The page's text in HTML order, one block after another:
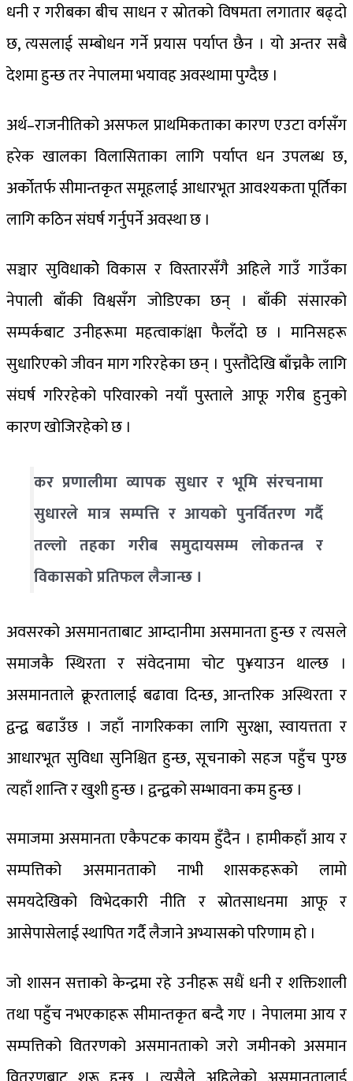
धनी र गरीबका बीच साधन र स्रोतको विषमता लगातार बढ्दो
छ, त्यसलाई सम्बोधन गर्ने प्रयास पर्याप्त छैन । यो अन्तर सबै
देशमा हुन्छ तर नेपालमा भयावह अवस्थामा पुग्दैछ ।
अर्थ–राजनीतिको असफल प्राथमिकताका कारण एउटा वर्गसँग
हरेक खालका विलासिताका लागि पर्याप्त धन उपलब्ध छ,
अर्कोतर्फ सीमान्तकृत समूहलाई आधारभूत आवश्यकता पूर्तिका
लागि कठिन संघर्ष गर्नुपर्ने अवस्था छ ।
सञ्चार सुविधाकोे विकास र विस्तारसँगै अहिले गाउँ गाउँका
नेपाली बाँकी विश्वसँग जोडिएका छन् । बाँकी संसारको
सम्पर्कबाट उनीहरूमा महत्वाकांक्षा फैलँदो छ । मानिसहरू
सुधारिएको जीवन माग गरिरहेका छन् । पुस्तौंदेखि बाँच्नकै लागि
संघर्ष गरिरहेको परिवारको नयाँ पुस्ताले आफू गरीब हुनुको
कारण खोजिरहेको छ ।
कर प्रणालीमा व्यापक सुधार र भूमि संरचनामा
सुधारले मात्र सम्पत्ति र आयको पुनर्वितरण गर्दै
तल्लो तहका गरीब समुदायसम्म लोकतन्त्र र
विकासको प्रतिफल लैजान्छ ।
अवसरको असमानताबाट आम्दानीमा असमानता हुन्छ र त्यसले
समाजकै स्थिरता र संवेदनामा चोट पु¥याउन थाल्छ ।
असमानताले क्रूरतालाई बढावा दिन्छ, आन्तरिक अस्थिरता र
द्वन्द्व बढाउँछ । जहाँ नागरिकका लागि सुरक्षा, स्वायत्तता र
आधारभूत सुविधा सुनिश्चित हुन्छ, सूचनाको सहज पहुँच पुग्छ
त्यहाँ शान्ति र खुशी हुन्छ । द्वन्द्वको सम्भावना कम हुन्छ ।
समाजमा असमानता एकैपटक कायम हुँदैन । हामीकहाँ आय र
सम्पत्तिको असमानताको नाभी शासकहरूको लामो
समयदेखिको विभेदकारी नीति र स्रोतसाधनमा आफू र
आसेपासेलाई स्थापित गर्दै लैजाने अभ्यासको परिणाम हो ।
जो शासन सत्ताको केन्द्रमा रहे उनीहरू सधैं धनी र शक्तिशाली
तथा पहुँच नभएकाहरू सीमान्तकृत बन्दै गए । नेपालमा आय र
सम्पत्तिको वितरणको असमानताको जरो जमीनको असमान